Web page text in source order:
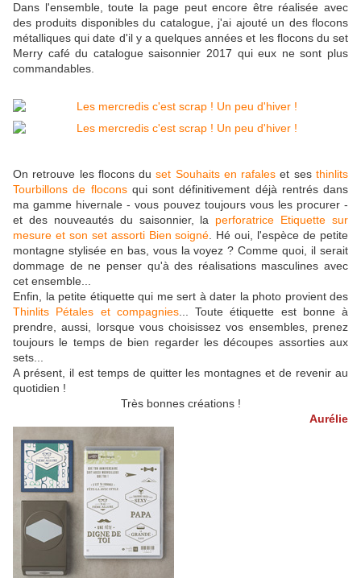
Dans l'ensemble, toute la page peut encore être réalisée avec
des produits disponibles du catalogue, j'ai ajouté un des flocons
métalliques qui date d'il y a quelques années et les flocons du set
Merry café du catalogue saisonnier 2017 qui eux ne sont plus
commandables.
On retrouve les flocons duset Souhaits en rafales et sesthinlits
Tourbillons de floconsqui sont définitivement déjà rentrés dans
ma gamme hivernale - vous pouvez toujours vous les procurer -
et des nouveautés du saisonnier, la perforatrice Etiquette sur
mesure et son set assorti Bien soigné . Hé oui, l'espèce de petite
montagne stylisée en bas, vous la voyez ? Comme quoi, il serait
dommage de ne penser qu'à des réalisations masculines avec
cet ensemble...
Enfin, la petite étiquette qui me sert à dater la photo provient des
Thinlits Pétales et compagnies... Toute étiquette est bonne à
prendre, aussi, lorsque vous choisissez vos ensembles, prenez
toujours le temps de bien regarder les découpes assorties aux
sets...
A présent, il est temps de quitter les montagnes et de revenir au
quotidien !
Très bonnes créations !
Aurélie